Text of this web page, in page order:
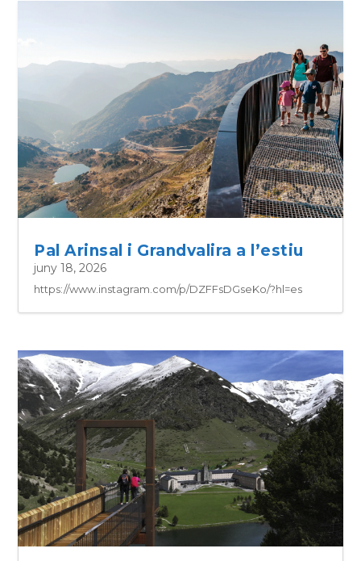
Pal Arinsal i Grandvalira a l’estiu
juny 18, 2026
https://www.instagram.com/p/DZFFsDGseKo/?hl=es